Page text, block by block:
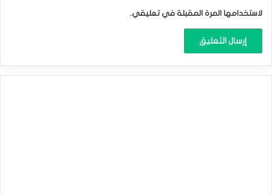
لاستخدامها المرة المقبلة في تعليقي.